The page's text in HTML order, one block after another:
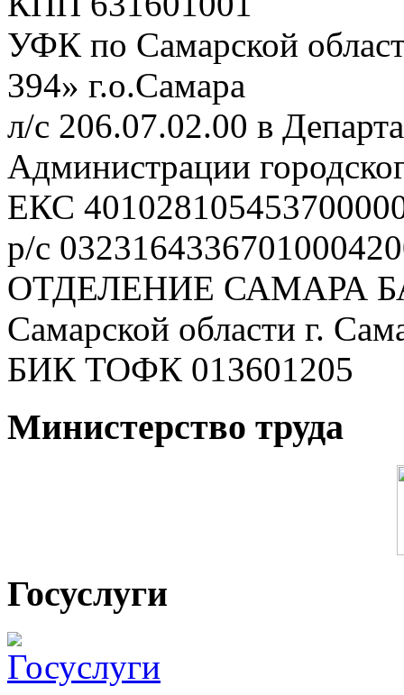
УФК по Самарской
394» г.о.Самара
л/с 206.07.02.00 в
Администрации
ЕКС
р/с
ОТДЕЛЕНИЕ САМАРА
Самарской области г.
БИК ТОФК 013601205
Министерство труда
Госуслуги